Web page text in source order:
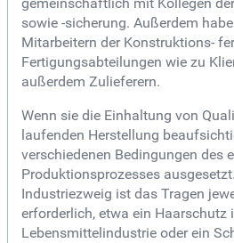
gemeinschaftlich mit Kollegen
sowie -sicherung. Außerdem
Mitarbeitern der Konstruktions-
Fertigungsabteilungen wie zu
außerdem Zulieferern.
Wenn sie die Einhaltung von
laufenden Herstellung
verschiedenen Bedingungen des
Produktionsprozesses
Industriezweig ist das Tragen
erforderlich, etwa ein Haarschutz
Lebensmittelindustrie oder ein